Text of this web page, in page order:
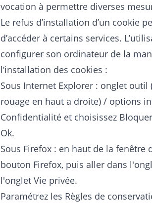
vocation à permettre diverses
Le refus d’installation d’un cookie
d’accéder à certains services.
configurer son ordinateur de la
l’installation des cookies :
Sous Internet Explorer : onglet
rouage en haut a droite) / options
Confidentialité et choisissez
Ok.
Sous Firefox : en haut de la fenêtre
bouton Firefox, puis aller dans
l'onglet Vie privée.
Paramétrez les Règles de